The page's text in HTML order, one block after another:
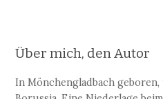
Über mich, den Autor
In Mönchengladbach geboren,